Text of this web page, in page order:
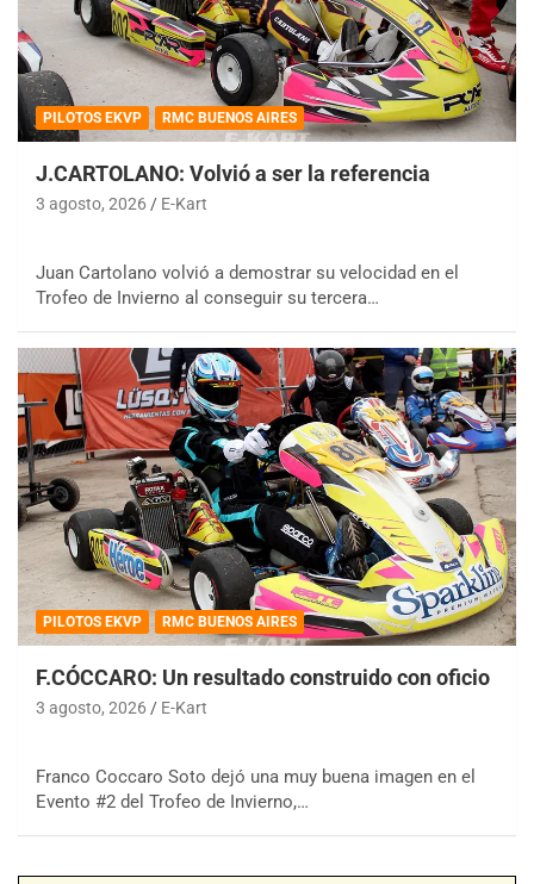
PILOTOS EKVP RMC BUENOS AIRES
J.CARTOLANO: Volvió a ser la referencia
3 agosto, 2026 E-Kart
Juan Cartolano volvió a demostrar su velocidad en el
Trofeo de Invierno al conseguir su tercera…
PILOTOS EKVP RMC BUENOS AIRES
F.CÓCCARO: Un resultado construido con oficio
3 agosto, 2026 E-Kart
Franco Coccaro Soto dejó una muy buena imagen en el
Evento #2 del Trofeo de Invierno,…